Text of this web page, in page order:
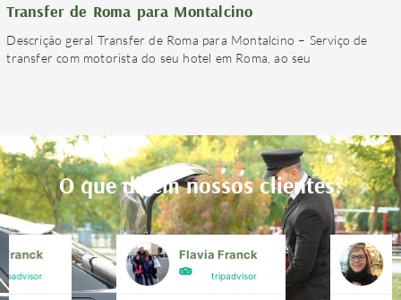
Transfer de Roma para Montalcino
Descrição geral Transfer de Roma para Montalcino – Serviço de
transfer com motorista do seu hotel em Roma, ao seu
O que dizem nossos clientes:
Franck Flavia Franck
tripadvisor